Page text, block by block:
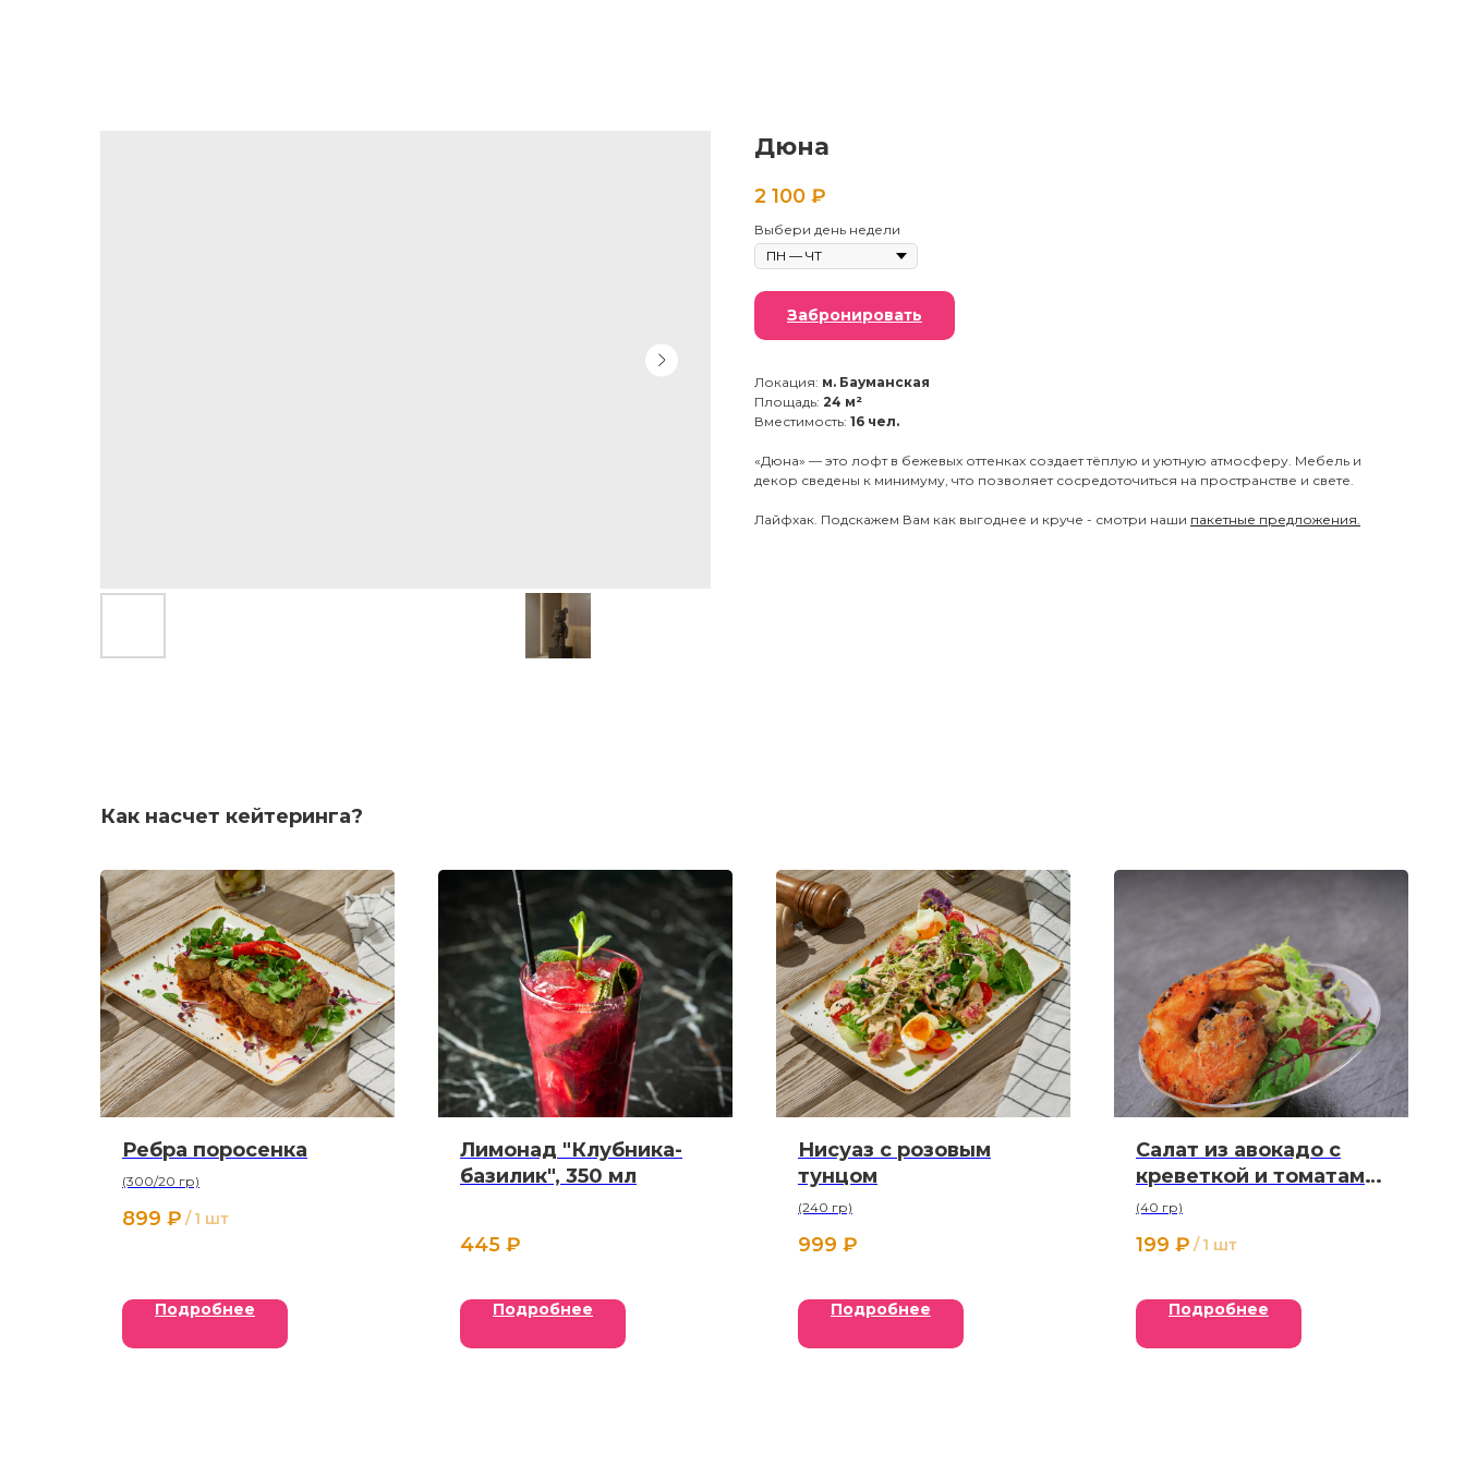
Дюна
2 100 ₽
Выбери день недели
Забронировать
Локация: м. Бауманская
Площадь: 24 м²
Вместимость: 16 чел.
«Дюна» — это лофт в бежевых оттенках создает тёплую и уютную атмосферу. Мебель и
декор сведены к минимуму, что позволяет сосредоточиться на пространстве и свете.
Лайфхак. Подскажем Вам как выгоднее и круче - смотри наши пакетные предложения.
Как насчет кейтеринга?
Ребра поросенка
(300/20 гр)
899 ₽ / 1 шт
Подробнее
Лимонад "Клубника-
базилик", 350 мл
445 ₽
Подробнее
Нисуаз с розовым
тунцом
(240 гр)
999 ₽
Подробнее
Салат из авокадо с
креветкой и томатами
40 г
(40 гр)
199 ₽ / 1 шт
Подробнее